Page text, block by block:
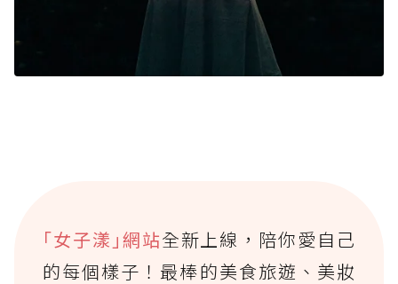
｢女子漾｣網站全新上線，陪你愛自己
的每個樣子！最棒的美食旅遊、美妝